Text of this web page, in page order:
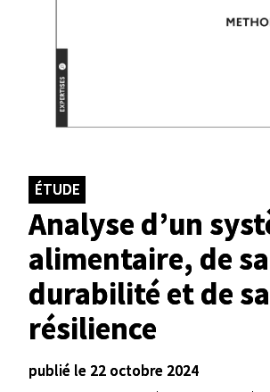
ÉTUDE
Analyse d’un
alimentaire, de sa
durabilité et de sa
résilience
publié le 22 octobre 2024